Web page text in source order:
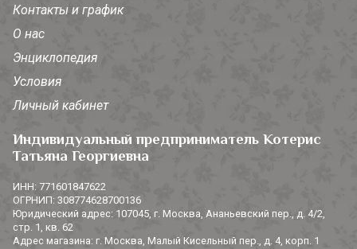
Контакты и график
О нас
Энциклопедия
Условия
Личный кабинет
Индивидуальный предприниматель Котерис
Татьяна Георгиевна
ИНН: 771601847622
ОГРНИП: 308774628700136
Юридический адрес: 107045, г. Москва, Ананьевский пер., д. 4/2,
стр. 1, кв. 62
Адрес магазина: г. Москва, Малый Кисельный пер., д. 4, корп. 1